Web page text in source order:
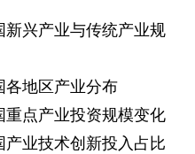
新兴产业与传统产业规
各地区产业分布
重点产业投资规模变化
产业技术创新投入占比